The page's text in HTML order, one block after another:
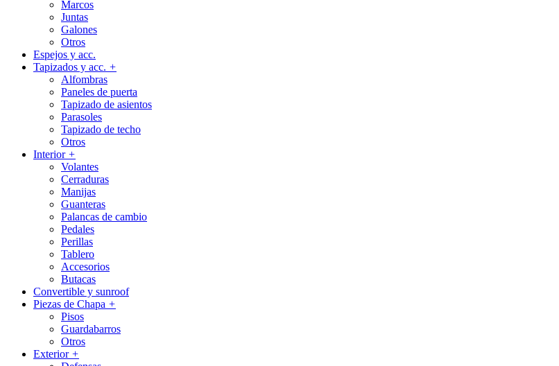
Marcos
Juntas
Galones
Otros
Espejos y acc.
Tapizados y acc. +
Alfombras
Paneles de puerta
Tapizado de asientos
Parasoles
Tapizado de techo
Otros
Interior +
Volantes
Cerraduras
Manijas
Guanteras
Palancas de cambio
Pedales
Perillas
Tablero
Accesorios
Butacas
Convertible y sunroof
Piezas de Chapa +
Pisos
Guardabarros
Otros
Exterior +